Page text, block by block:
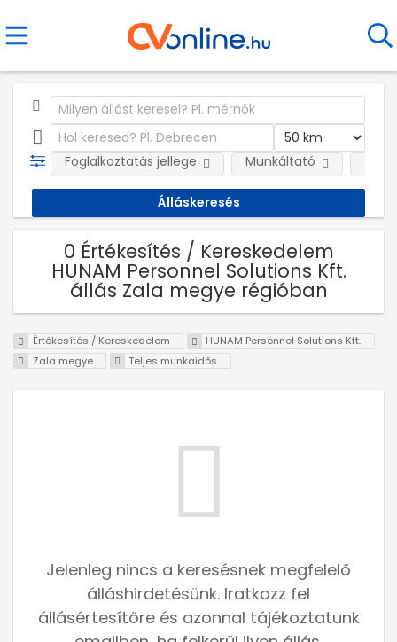
Foglalkoztatás jellege Munkáltató
0 Értékesítés / Kereskedelem
HUNAM Personnel Solutions Kft.
állás Zala megye régióban
Értékesítés / Kereskedelem
HUNAM Personnel Solutions Kft.
Zala megye
Teljes munkaidős
Jelenleg nincs a keresésnek megfelelő
álláshirdetésünk. Iratkozz fel
állásértesítőre és azonnal tájékoztatunk